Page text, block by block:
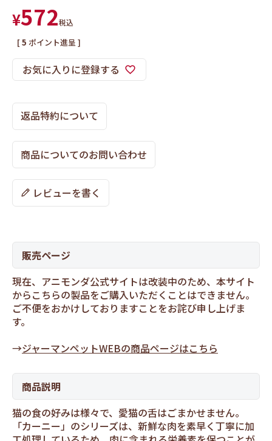
¥572税込
[5 ポイント進呈 ]
お気に入りに登録する
返品特約について
商品についてのお問い合わせ
レビューを書く
販売ページ
現在、アニモンダ公式サイトは改装中のため、本サイト
からこちらの製品をご購入いただくことはできません。
ご不便をおかけしておりますことをお詫び申し上げま
す。
→ジャーマンペットWEBの商品ページはこちら
商品説明
猫の食の好みは様々で、愛猫の舌はごまかせません。
「カーニー」のシリーズは、新鮮な肉を素早く丁寧に加